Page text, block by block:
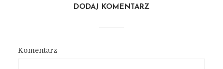
DODAJ KOMENTARZ
Komentarz